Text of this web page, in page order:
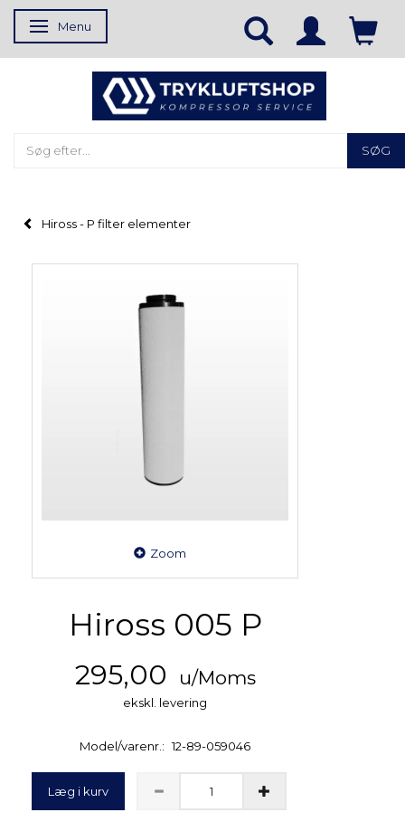
Skifte navigation
Menu
SØG
Hiross - P filter elementer
Zoom
Hiross 005 P
295,00 u/Moms
ekskl. levering
Model/varenr.: 12-89-059046
Læg i kurv